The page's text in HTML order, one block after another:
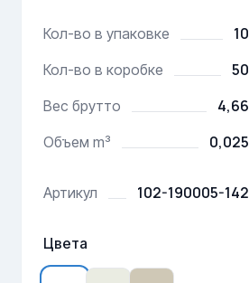
Кол-во в упаковке 10
Кол-во в коробке 50
Вес брутто 4,66
Объем m³ 0,025
Артикул 102-190005-142
Цвета